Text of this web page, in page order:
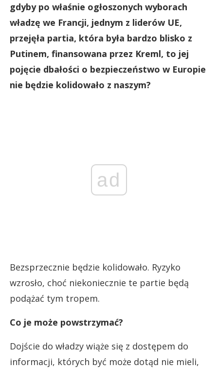
gdyby po właśnie ogłoszonych wyborach
władzę we Francji, jednym z liderów UE,
przejęła partia, która była bardzo blisko z
Putinem, finansowana przez Kreml, to jej
pojęcie dbałości o bezpieczeństwo w Europie
nie będzie kolidowało z naszym?
ad
Bezsprzecznie będzie kolidowało. Ryzyko
wzrosło, choć niekoniecznie te partie będą
podążać tym tropem.
Co je może powstrzymać?
Dojście do władzy wiąże się z dostępem do
informacji, których być może dotąd nie mieli,